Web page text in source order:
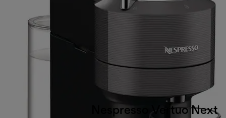
Nespresso Vertuo Next